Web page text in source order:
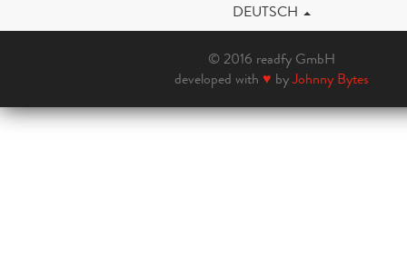
DEUTSCH
© 2016 readfy GmbH
developed with ♥ byJohnny Bytes